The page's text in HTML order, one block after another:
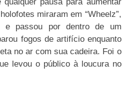
miraram em “Wheelz”,
e passou por dentro de um
fogos de artifício enquanto
no ar com sua cadeira. Foi o
levou o público à loucura no